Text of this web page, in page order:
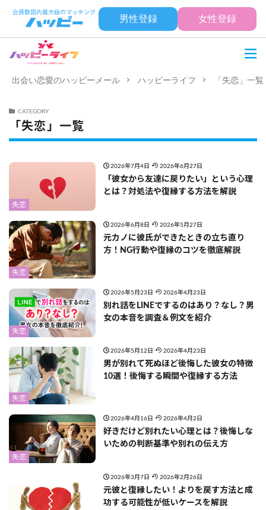
男性登録 女性登録
出会い恋愛のハッピーメール ハッピーライフ 「失恋」一覧
CATEGORY
「失恋」一覧
失恋
2026年7月4日 2026年6月27日
「彼女から友達に戻りたい」という心理
とは？対処法や復縁する方法を解説
失恋
2026年6月8日 2026年5月27日
元カノに彼氏ができたときの立ち直り
方！NG行動や復縁のコツを徹底解説
失恋
2026年5月23日 2026年4月23日
別れ話をLINEでするのはあり？なし？男
女の本音を調査＆例文を紹介
失恋
2026年5月12日 2026年4月23日
男が別れて死ぬほど後悔した彼女の特徴
10選！後悔する瞬間や復縁する方法
失恋
2026年4月16日 2026年4月2日
好きだけど別れたい心理とは？後悔しな
いための判断基準や別れの伝え方
2026年3月7日 2026年2月26日
元彼と復縁したい！よりを戻す方法と成
功する可能性が低いケースを解説